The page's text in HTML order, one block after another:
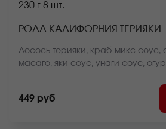
230 г 8 шт.
РОЛЛ КАЛИФОРНИЯ ТЕРИЯКИ
Лосось терияки, краб-микс соус,
масаго, яки соус, унаги соус,
449 руб